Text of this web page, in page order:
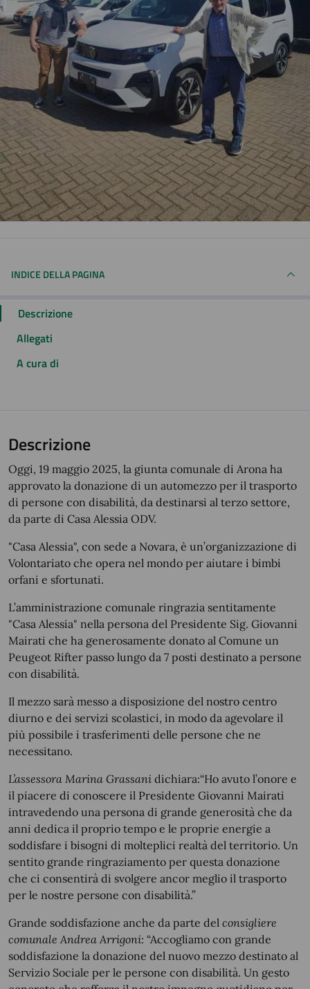
INDICE DELLA PAGINA
Descrizione
Allegati
A cura di
Descrizione
Oggi, 19 maggio 2025, la giunta comunale di Arona ha
approvato la donazione di un automezzo per il trasporto
di persone con disabilità, da destinarsi al terzo settore,
da parte di Casa Alessia ODV.
"Casa Alessia", con sede a Novara, è un’organizzazione di
Volontariato che opera nel mondo per aiutare i bimbi
orfani e sfortunati.
L’amministrazione comunale ringrazia sentitamente
"Casa Alessia" nella persona del Presidente Sig. Giovanni
Mairati che ha generosamente donato al Comune un
Peugeot Rifter passo lungo da 7 posti destinato a persone
con disabilità.
Il mezzo sarà messo a disposizione del nostro centro
diurno e dei servizi scolastici, in modo da agevolare il
più possibile i trasferimenti delle persone che ne
necessitano.
L’assessora Marina Grassani dichiara:“Ho avuto l’onore e
il piacere di conoscere il Presidente Giovanni Mairati
intravedendo una persona di grande generosità che da
anni dedica il proprio tempo e le proprie energie a
soddisfare i bisogni di molteplici realtà del territorio. Un
sentito grande ringraziamento per questa donazione
che ci consentirà di svolgere ancor meglio il trasporto
per le nostre persone con disabilità.”
Grande soddisfazione anche da parte del consigliere
comunale Andrea Arrigoni: “Accogliamo con grande
soddisfazione la donazione del nuovo mezzo destinato al
Servizio Sociale per le persone con disabilità. Un gesto